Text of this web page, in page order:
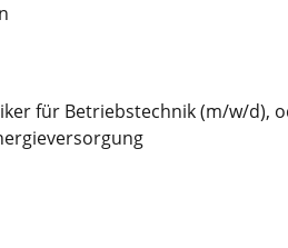
für Betriebs­technik (m/w/d),